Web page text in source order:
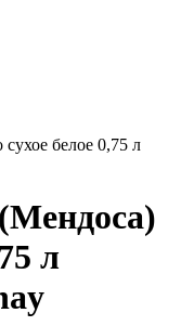
белое 0,75 л
л